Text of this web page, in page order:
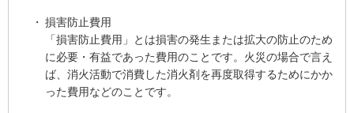
損害防止費用
「損害防止費用」とは損害の発生または拡大の防止のため
に必要・有益であった費用のことです。火災の場合で言え
ば、消火活動で消費した消火剤を再度取得するためにかか
った費用などのことです。